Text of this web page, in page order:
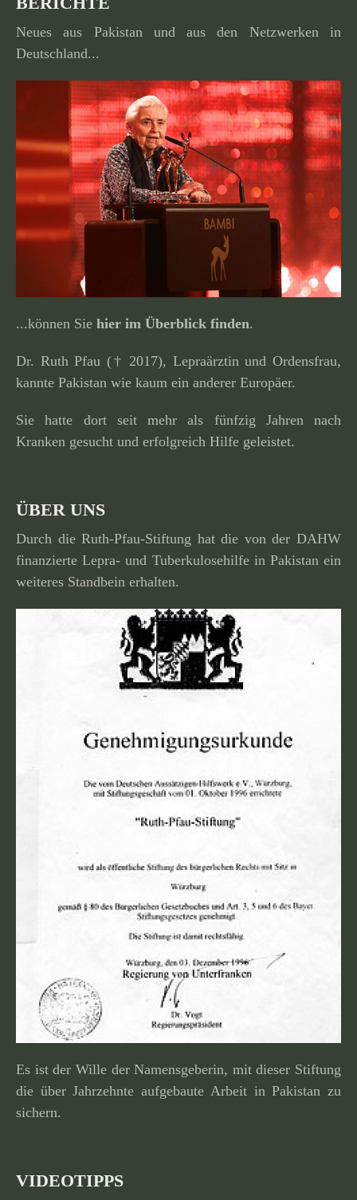
Neues aus Pakistan und aus den Netzwerken in
Deutschland...
...können Sie hier im Überblick finden.
Dr. Ruth Pfau († 2017), Lepraärztin und Ordensfrau,
kannte Pakistan wie kaum ein anderer Europäer.
Sie hatte dort seit mehr als fünfzig Jahren nach
Kranken gesucht und erfolg­reich Hilfe geleistet.
ÜBER UNS
Durch die Ruth-Pfau-Stiftung hat die von der DAHW
finan­zierte Lepra- und Tuberkulosehilfe in Pakistan ein
weiteres Standbein erhalten.
Es ist der Wille der Namensgeberin, mit dieser Stiftung
die über Jahrzehnte aufge­baute Arbeit in Pakistan zu
sichern.
VIDEOTIPPS